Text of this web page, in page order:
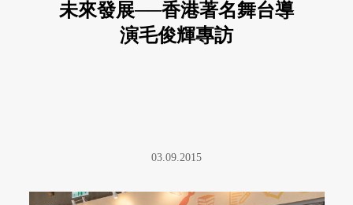
未來發展──香港著名舞台導
演毛俊輝專訪
03.09.2015